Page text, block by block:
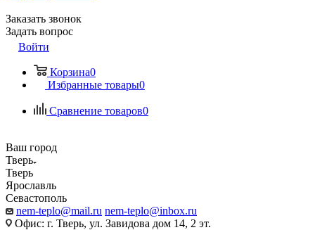
Заказать звонок
Задать вопрос
Войти
Корзина0
Избранные товары0
Сравнение товаров0
Ваш город
Тверь
Тверь
Ярославль
Севастополь
nem-teplo@mail.ru nem-teplo@inbox.ru
Офис: г. Тверь, ул. Завидова дом 14, 2 эт.